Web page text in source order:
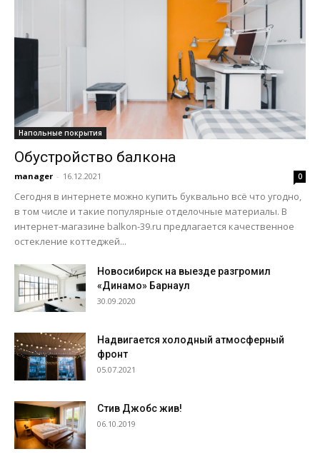
Напольные покрытия
Обустройство балкона
manager - 16.12.2021 0
Сегодня в интернете можно купить буквально всё что угодно,
в том числе и такие популярные отделочные материалы. В
интернет-магазине balkon-39.ru предлагается качественное
остекление коттеджей...
Новосибирск на выезде разгромил
«Динамо» Барнаул
30.09.2020
Надвигается холодный атмосферный
фронт
05.07.2021
Стив Джобс жив!
06.10.2019